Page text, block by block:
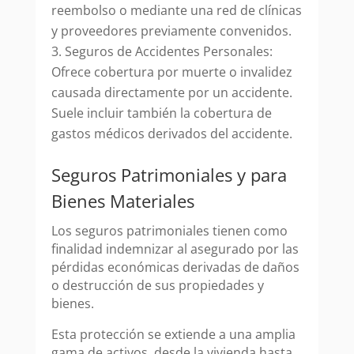
reembolso o mediante una red de clínicas
y proveedores previamente convenidos.
Seguros de Accidentes Personales:
Ofrece cobertura por muerte o invalidez
causada directamente por un accidente.
Suele incluir también la cobertura de
gastos médicos derivados del accidente.
Seguros Patrimoniales y para
Bienes Materiales
Los seguros patrimoniales tienen como
finalidad indemnizar al asegurado por las
pérdidas económicas derivadas de daños
o destrucción de sus propiedades y
bienes.
Esta protección se extiende a una amplia